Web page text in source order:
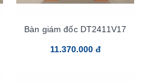
Bàn giám đốc DT2411V17
11.370.000 đ